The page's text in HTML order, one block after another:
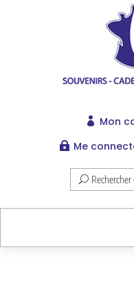
 Mon
 Me